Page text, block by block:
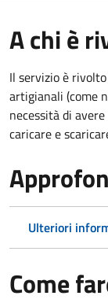
A chi è
Il servizio è
artigianali (come
necessità di
caricare e
Ulteriori
Come